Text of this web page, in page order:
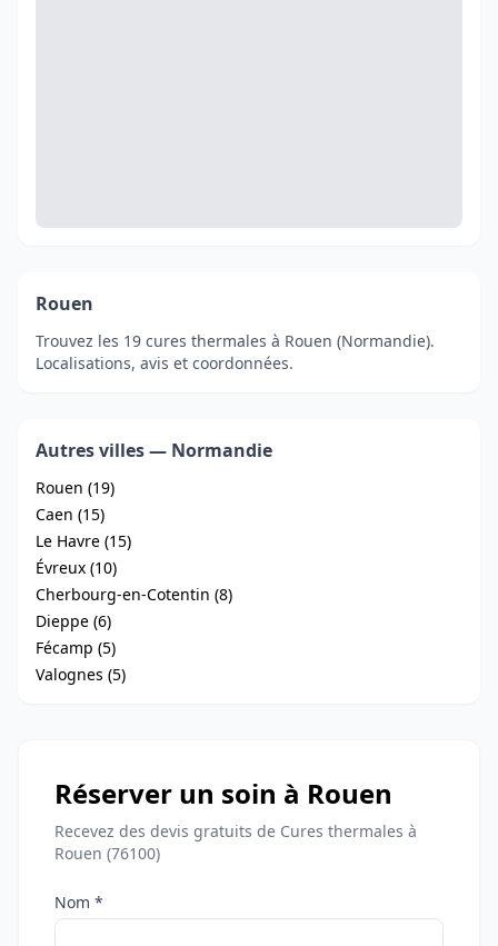
Rouen
Trouvez les 19 cures thermales à Rouen (Normandie).
Localisations, avis et coordonnées.
Autres villes — Normandie
Rouen (19)
Caen (15)
Le Havre (15)
Évreux (10)
Cherbourg-en-Cotentin (8)
Dieppe (6)
Fécamp (5)
Valognes (5)
Réserver un soin à Rouen
Recevez des devis gratuits de Cures thermales à
Rouen (76100)
Nom *